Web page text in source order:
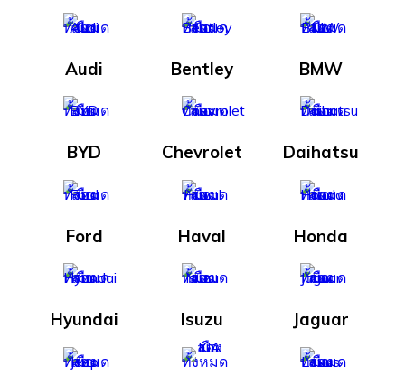
Audi Bentley BMW
BYD Chevrolet Daihatsu
Ford Haval Honda
Hyundai Isuzu Jaguar